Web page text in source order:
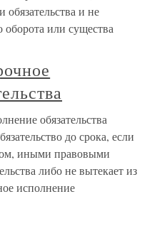
и не
оборота или существа
обязательства
до срока, если
иными правовыми
либо не вытекает из
исполнение